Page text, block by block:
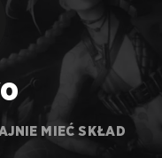
MIEĆ SKŁAD